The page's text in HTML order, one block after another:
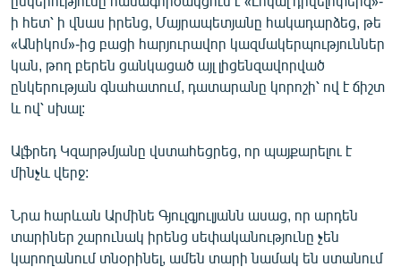
ի հետ՝ ի վնաս իրենց, Մայրապետյանը հակադարձեց, թե
«Անիկոմ»-ից բացի հարյուրավոր կազմակերպություններ
կան, թող բերեն ցանկացած այլ լիցենզավորված
ընկերության գնահատում, դատարանը կորոշի՝ ով է ճիշտ
և ով՝ սխալ:
Ալֆրեդ Կզարթմյանը վստահեցրեց, որ պայքարելու է
մինչև վերջ:
Նրա հարևան Արմինե Գյուլգյուլյանն ասաց, որ արդեն
տարիներ շարունակ իրենց սեփականությունը չեն
կարողանում տնօրինել, ամեն տարի նամակ են ստանում